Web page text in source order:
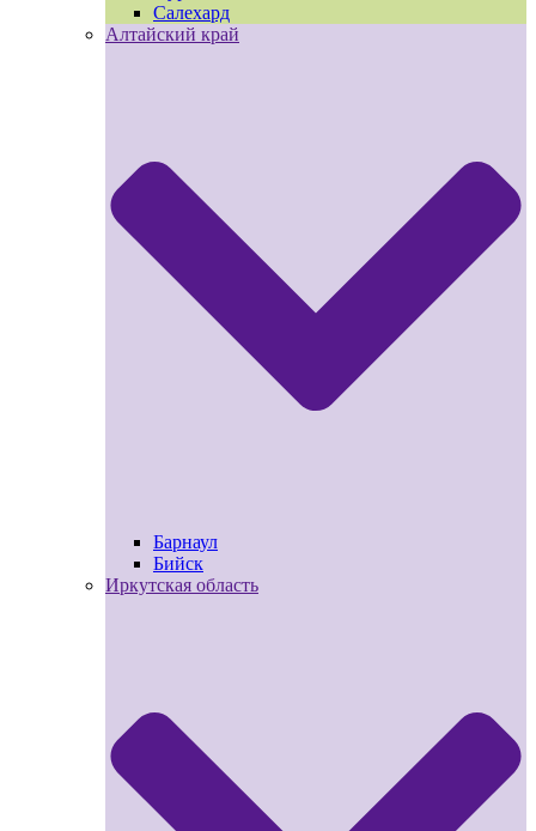
Салехард
Алтайский край
Барнаул
Бийск
Иркутская область